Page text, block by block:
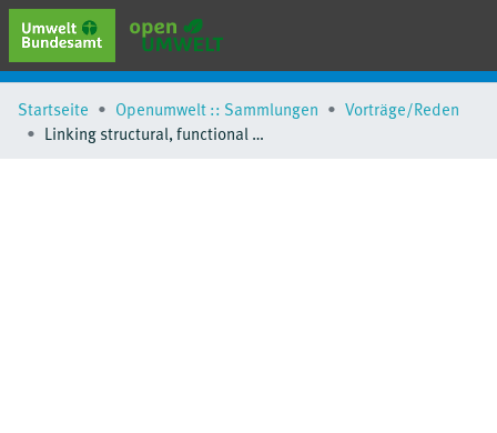
erweiterte Suche
Browse
Startseite Openumwelt :: Sammlungen
Vorträge/Reden
Linking structural, functional and behavioural endpoints to detect effects on Gammarus roeseli after repeated insecticide pulses